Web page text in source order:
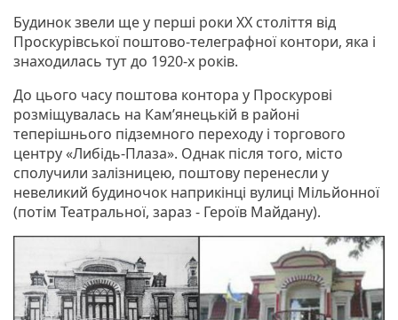
Будинок звели ще у перші роки XX століття від
Проскурівської поштово-телеграфної контори, яка і
знаходилась тут до 1920-х років.
До цього часу поштова контора у Проскурові
розміщувалась на Кам’янецькій в районі
теперішнього підземного переходу і торгового
центру «Либідь-Плаза». Однак після того, місто
сполучили залізницею, поштову перенесли у
невеликий будиночок наприкінці вулиці Мільйонної
(потім Театральної, зараз - Героїв Майдану).